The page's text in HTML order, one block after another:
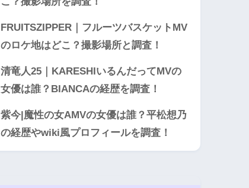
FRUITSZIPPER｜フルーツバスケットMV
のロケ地はどこ？撮影場所と調査！
清竜人25｜KARESHIいるんだってMVの
女優は誰？BIANCAの経歴を調査！
紫今|魔性の女AMVの女優は誰？平松想乃
の経歴やwiki風プロフィールを調査！